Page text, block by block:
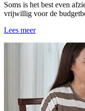
Soms is het best even
vrijwillig voor de
Lees meer